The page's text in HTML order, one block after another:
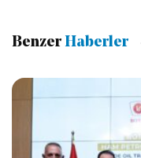
Benzer Haberler